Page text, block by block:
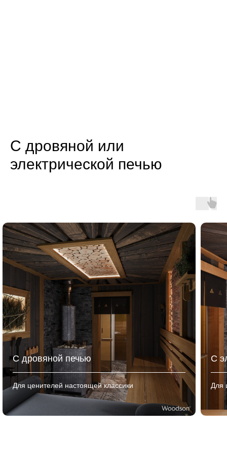
С дровяной или
электрической печью
С дровяной печью
Для ценителей настоящей классики
С
Для